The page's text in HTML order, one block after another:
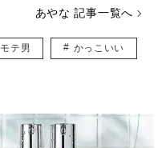
あやな 記事一覧へ
モテ男 かっこいい